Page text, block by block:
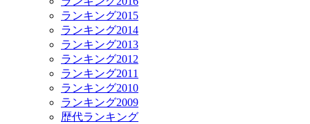
ランキング2015
ランキング2014
ランキング2013
ランキング2012
ランキング2011
ランキング2010
ランキング2009
歴代ランキング